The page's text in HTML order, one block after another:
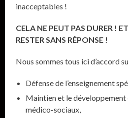
inacceptables !
CELA NE PEUT PAS DURER !
RESTER SANS RÉPONSE !
Nous sommes tous ici d’accord
Défense de l’enseignement
Maintien et le développement
médico-sociaux,